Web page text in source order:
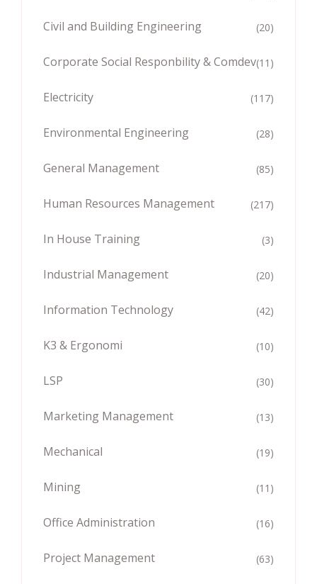
Civil and Building Engineering (20)
Corporate Social Responbility & Comdev(11)
Electricity (117)
Environmental Engineering (28)
General Management (85)
Human Resources Management (217)
In House Training (3)
Industrial Management (20)
Information Technology (42)
K3 & Ergonomi (10)
LSP (30)
Marketing Management (13)
Mechanical (19)
Mining (11)
Office Administration (16)
Project Management (63)